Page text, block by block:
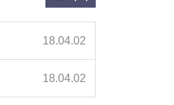
18.04.02
18.04.02